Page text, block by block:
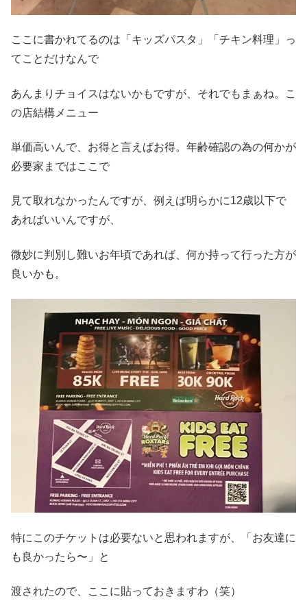
ここに書かれてるのは「キッズパスタ」「チキン料理」っ
てことだけなんで
あんまりチョイスはないかもですが、それでもまぁね。こ
の店結構メニュー
単価高いんで、お得と言えばお得。年齢確認の為の何かが
必要家まではここで
見て取れなかったんですが、例えば明らかに12歳以下で
あればいいんですが、
微妙に判別し難いお年頃であれば、何か持って行った方が
良いかも。
特にこのチケットは必要ないと思われますが、「お友達に
も良かったら〜」と
渡されたので、ここに貼っておきますわ（笑）